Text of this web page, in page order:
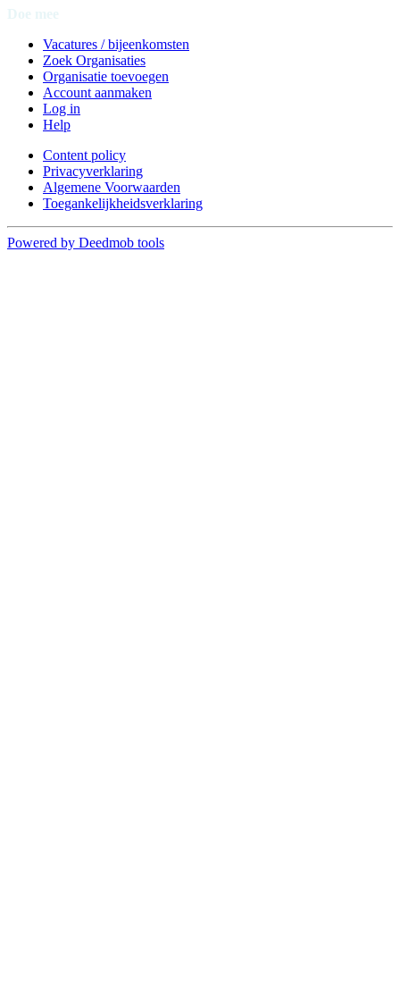
Vacatures / bijeenkomsten
Zoek Organisaties
Organisatie toevoegen
Account aanmaken
Log in
Help
Content policy
Privacyverklaring
Algemene Voorwaarden
Toegankelijkheidsverklaring
Powered by Deedmob tools